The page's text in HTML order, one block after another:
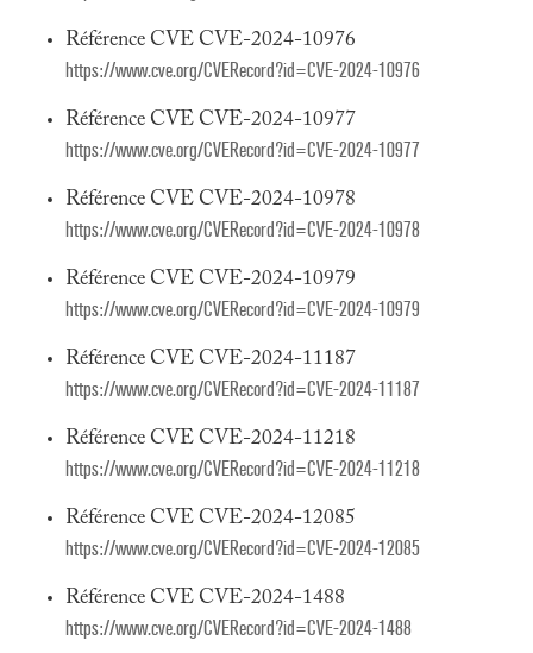
Référence CVE CVE-2024-10976
https://www.cve.org/CVERecord?id=CVE-2024-10976
Référence CVE CVE-2024-10977
https://www.cve.org/CVERecord?id=CVE-2024-10977
Référence CVE CVE-2024-10978
https://www.cve.org/CVERecord?id=CVE-2024-10978
Référence CVE CVE-2024-10979
https://www.cve.org/CVERecord?id=CVE-2024-10979
Référence CVE CVE-2024-11187
https://www.cve.org/CVERecord?id=CVE-2024-11187
Référence CVE CVE-2024-11218
https://www.cve.org/CVERecord?id=CVE-2024-11218
Référence CVE CVE-2024-12085
https://www.cve.org/CVERecord?id=CVE-2024-12085
Référence CVE CVE-2024-1488
https://www.cve.org/CVERecord?id=CVE-2024-1488